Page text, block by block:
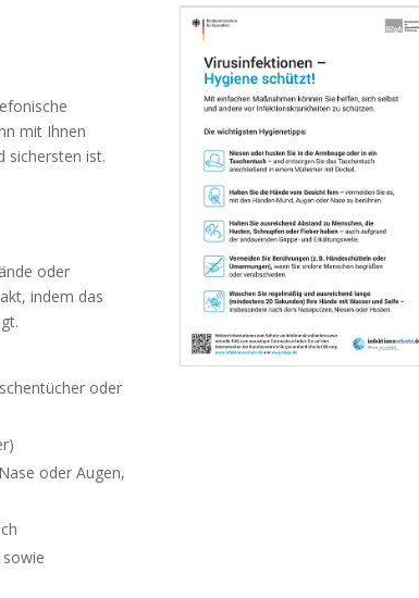
mit Ihnen
sichersten ist.
oder
indem das
oder
oder Augen,